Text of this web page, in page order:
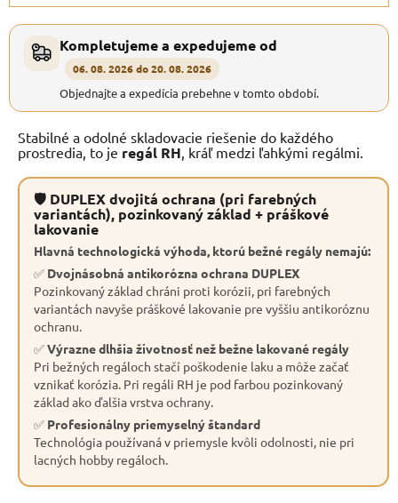
Kompletujeme a expedujeme od
06. 08. 2026 do 20. 08. 2026
Objednajte a expedícia prebehne v tomto období.
Stabilné a odolné skladovacie riešenie do každého
prostredia, to je regál RH , kráľ medzi ľahkými regálmi.
🛡 DUPLEX dvojitá ochrana (pri farebných
variantách), pozinkovaný základ + práškové
lakovanie
Hlavná technologická výhoda, ktorú bežné regály nemajú:
✅ Dvojnásobná antikorózna ochrana DUPLEX
Pozinkovaný základ chráni proti korózii, pri farebných
variantách navyše práškové lakovanie pre vyššiu antikoróznu
ochranu.
✅Výrazne dlhšia životnosť než bežne lakované regály
Pri bežných regáloch stačí poškodenie laku a môže začať
vznikať korózia. Pri regáli RH je pod farbou pozinkovaný
základ ako ďalšia vrstva ochrany.
✅ Profesionálny priemyselný štandard
Technológia používaná v priemysle kvôli odolnosti, nie pri
lacných hobby regáloch.